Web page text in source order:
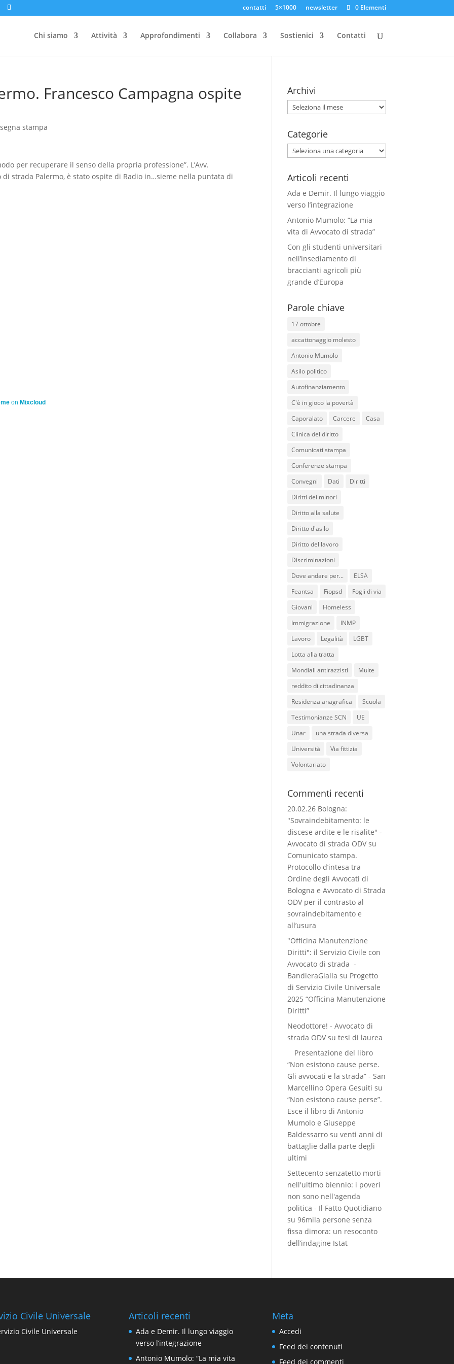
contatti 5×1000 newsletter 0 Elementi
Chi siamo Attività Approfondimenti Collabora Sostienici Contatti
Francesco Campagna ospite
stampa
per recuperare il senso della propria professione”. L’Avv.
di strada Palermo, è stato ospite di Radio in…sieme nella puntata di
on Mixcloud
Archivi
Archivi
Categorie
Categorie
Articoli recenti
Ada e Demir. Il lungo viaggio
verso l’integrazione
Antonio Mumolo: “La mia
vita di Avvocato di strada”
Con gli studenti universitari
nell’insediamento di
braccianti agricoli più
grande d’Europa
Parole chiave
17 ottobre
accattonaggio molesto
Antonio Mumolo
Asilo politico
Autofinanziamento
C'è in gioco la povertà
Caporalato
Carcere
Casa
Clinica del diritto
Comunicati stampa
Conferenze stampa
Convegni
Dati
Diritti
Diritti dei minori
Diritto alla salute
Diritto d'asilo
Diritto del lavoro
Discriminazioni
Dove andare per...
ELSA
Feantsa
Fiopsd
Fogli di via
Giovani
Homeless
Immigrazione
INMP
Lavoro
Legalità
LGBT
Lotta alla tratta
Mondiali antirazzisti
Multe
reddito di cittadinanza
Residenza anagrafica
Scuola
Testimonianze SCN
UE
Unar
una strada diversa
Università
Via fittizia
Volontariato
Commenti recenti
20.02.26 Bologna:
"Sovraindebitamento: le
discese ardite e le risalite" -
Avvocato di strada ODV su
Comunicato stampa.
Protocollo d’intesa tra
Ordine degli Avvocati di
Bologna e Avvocato di Strada
ODV per il contrasto al
sovraindebitamento e
all’usura
"Officina Manutenzione
Diritti": il Servizio Civile con
Avvocato di strada -
BandieraGialla su Progetto
di Servizio Civile Universale
2025 “Officina Manutenzione
Diritti”
Neodottore! - Avvocato di
strada ODV sutesi di laurea
Presentazione del libro
“Non esistono cause perse.
Gli avvocati e la strada” - San
Marcellino Opera Gesuiti su
“Non esistono cause perse”.
Esce il libro di Antonio
Mumolo e Giuseppe
Baldessarro su venti anni di
battaglie dalla parte degli
ultimi
Settecento senzatetto morti
nell'ultimo biennio: i poveri
non sono nell'agenda
politica - Il Fatto Quotidiano
su96mila persone senza
fissa dimora: un resoconto
dell’indagine Istat
Civile Universale Articoli recenti
Ada e Demir. Il lungo viaggio
verso l’integrazione
Antonio Mumolo: “La mia vita
Meta
Accedi
Feed dei contenuti
Feed dei commenti